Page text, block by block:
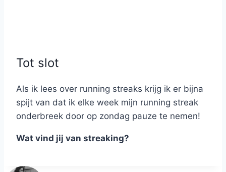
Tot slot
Als ik lees over running streaks krijg ik er bijna
spijt van dat ik elke week mijn running streak
onderbreek door op zondag pauze te nemen!
Wat vind jij van streaking?